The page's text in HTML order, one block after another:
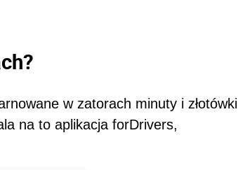
w zatorach minuty i złotówki
na to aplikacja forDrivers,